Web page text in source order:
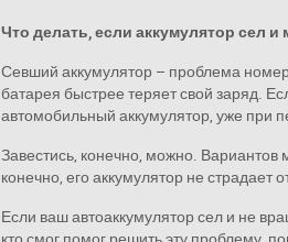
Что делать, если аккумулятор сел и
Севший аккумулятор – проблема
батарея быстрее теряет свой заряд.
автомобильный аккумулятор, уже при
Завестись, конечно, можно. Вариантов
конечно, его аккумулятор не страдает
Если ваш автоаккумулятор сел и не